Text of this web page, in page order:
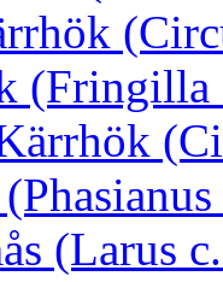
(Fringilla
(Larus